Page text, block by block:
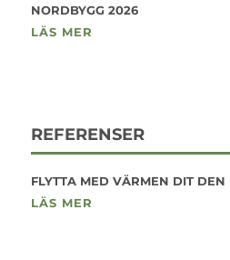
NORDBYGG 2026
LÄS MER
REFERENSER
FLYTTA MED VÄRMEN DIT DEN
LÄS MER